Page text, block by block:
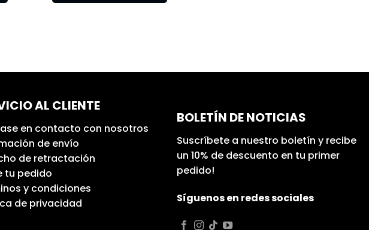
AL CLIENTE
en contacto con nosotros
de envío
de retractación
tu pedido
y condiciones
de privacidad
BOLETÍN DE NOTICIAS
Suscríbete a nuestro boletín y recibe
un 10% de descuento en tu primer
pedido!
Síguenos en redes sociales